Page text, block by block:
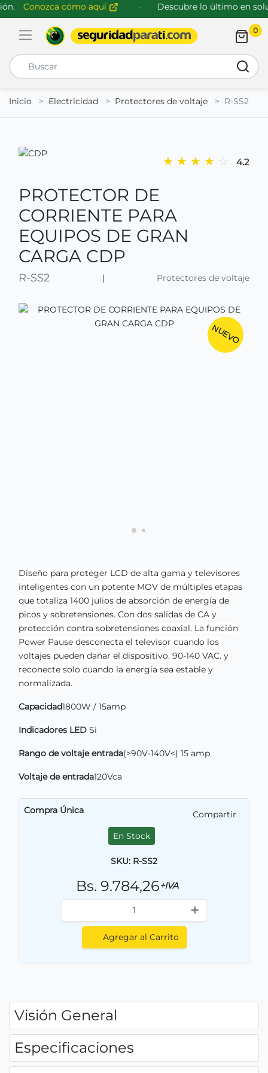
Conozca cómo aquí Descubre lo último en
Abrir menú de navegación
0
Inicio
Electricidad Protectores de voltaje R-SS2
★ ★ ★ ★ ☆ 4.2
PROTECTOR DE
CORRIENTE PARA
EQUIPOS DE GRAN
CARGA CDP
R-SS2 | Protectores de voltaje
NUEVO
Diseño para proteger LCD de alta gama y televisores
inteligentes con un potente MOV de múltiples etapas
que totaliza 1400 julios de absorción de energía de
picos y sobretensiones. Con dos salidas de CA y
protección contra sobretensiones coaxial. La función
Power Pause desconecta el televisor cuando los
voltajes pueden dañar el dispositivo. 90-140 VAC. y
reconecte solo cuando la energía sea estable y
normalizada.
Capacidad1800W / 15amp
Indicadores LED Si
Rango de voltaje entrada(>90V-140V<) 15 amp
Voltaje de entrada120Vca
Compra Única
Compartir
En Stock
SKU: R-SS2
Bs. 9.784,26+IVA
+
Agregar al Carrito
Visión General
Especificaciones